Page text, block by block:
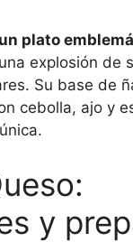
plato
explosión de
Su base de
cebolla, ajo y
y